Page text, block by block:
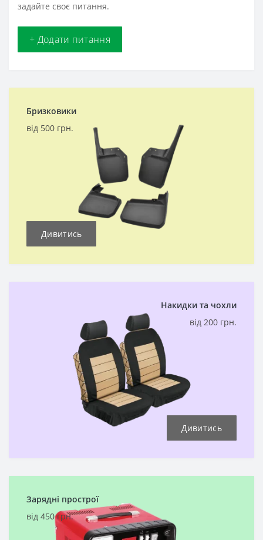
задайте своє питання.
+ Додати питання
Бризковики
від 500 грн.
Дивитись
Накидки та чохли
від 200 грн.
Дивитись
Зарядні прострої
від 450 грн.